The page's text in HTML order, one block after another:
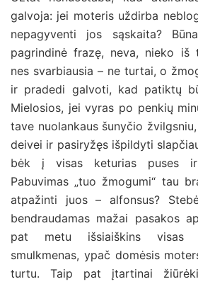
galvoja: jei moteris uždirba
nepagyventi jos sąskaita?
pagrindinė frazę, neva, nieko iš
nes svarbiausia – ne turtai, o
ir pradedi galvoti, kad patiktų
Mielosios, jei vyras po penkių
tave nuolankaus šunyčio
deivei ir pasiryžęs išpildyti
bėk į visas keturias puses ir
Pabuvimas „tuo žmogumi“ tau
atpažinti juos – alfonsus?
bendraudamas mažai pasakos
pat metu išsiaiškins visas
smulkmenas, ypač domėsis
turtu. Taip pat įtartinai